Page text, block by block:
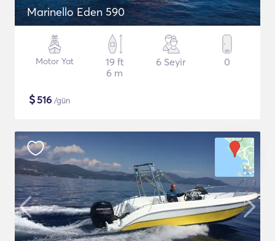
Marinello Eden 590
Motor Yat
19 ft
6 m
6 Seyir 0
$516 /gün